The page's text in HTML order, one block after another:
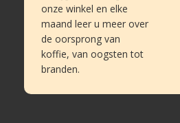
onze winkel en elke
maand leer u meer over
de oorsprong van
koffie, van oogsten tot
branden.